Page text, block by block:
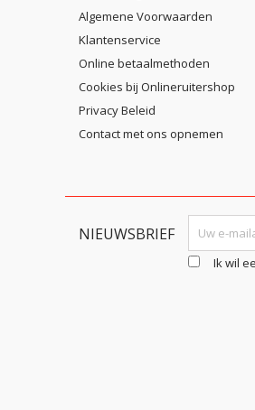
Algemene Voorwaarden
Klantenservice
Online betaalmethoden
Cookies bij Onlineruitershop
Privacy Beleid
Contact met ons opnemen
NIEUWSBRIEF
Ik wil